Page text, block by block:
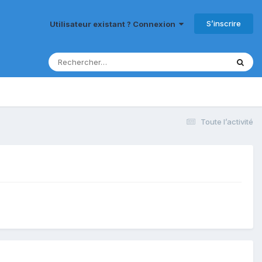
Utilisateur existant ? Connexion S’inscrire
Toute l’activité